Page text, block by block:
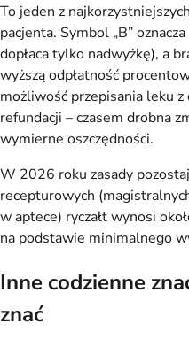
To jeden z
pacjenta. Symbol „B”
dopłaca tylko nadwyżkę), a
wyższą odpłatność
możliwość przepisania leku
refundacji – czasem drobna
wymierne oszczędności.
W 2026 roku zasady
recepturowych
w aptece) ryczałt wynosi
na podstawie minimalnego
Inne codzienne
znać